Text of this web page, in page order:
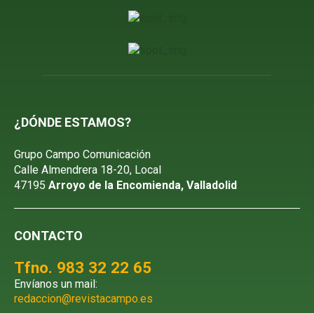
¿DÓNDE ESTAMOS?
Grupo Campo Comunicación
Calle Almendrera 18-20, Local
47195 Arroyo de la Encomienda, Valladolid
CONTACTO
Tfno. 983 32 22 65
Envíanos un mail:
redaccion@revistacampo.es